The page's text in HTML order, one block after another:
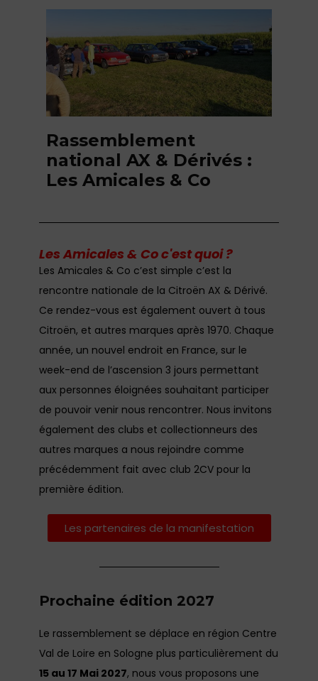
Rassemblement
national AX & Dérivés :
Les Amicales & Co
Les Amicales & Co c'est quoi ?
Les Amicales & Co c’est simple c’est la
rencontre nationale de la Citroën AX & Dérivé.
Ce rendez-vous est également ouvert à tous
Citroën, et autres marques après 1970. Chaque
année, un nouvel endroit en France, sur le
week-end de l’ascension 3 jours permettant
aux personnes éloignées souhaitant participer
de pouvoir venir nous rencontrer. Nous invitons
également des clubs et collectionneurs des
autres marques a nous rejoindre comme
précédemment fait avec club 2CV pour la
première édition.
Les partenaires de la manifestation
Prochaine édition 2027
Le rassemblement se déplace en région Centre
Val de Loire en Sologne plus particulièrement du
15 au 17 Mai 2027, nous vous proposons une